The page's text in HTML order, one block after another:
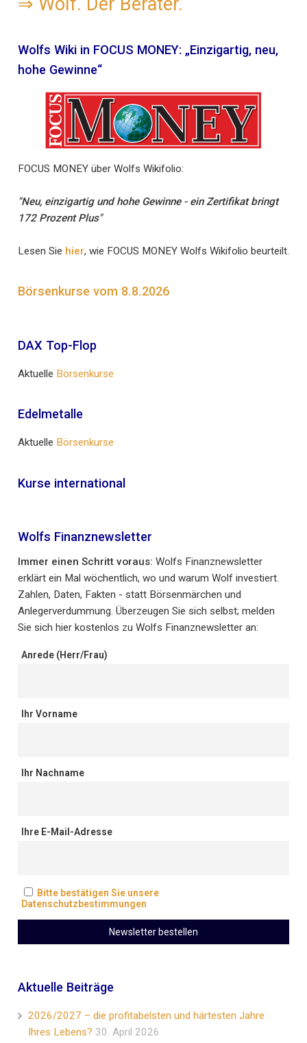
Wolfs Wiki in FOCUS MONEY: „Einzigartig, neu,
hohe Gewinne“
FOCUS MONEY über Wolfs Wikifolio:
"Neu, einzigartig und hohe Gewinne - ein Zertifikat bringt
172 Prozent Plus"
Lesen Sie hier, wie FOCUS MONEY Wolfs Wikifolio beurteilt.
Börsenkurse vom 8.8.2026
DAX Top-Flop
Aktuelle Börsenkurse
Edelmetalle
Aktuelle Börsenkurse
Kurse international
Wolfs Finanznewsletter
Immer einen Schritt voraus: Wolfs Finanznewsletter
erklärt ein Mal wöchentlich, wo und warum Wolf investiert.
Zahlen, Daten, Fakten - statt Börsenmärchen und
Anlegerverdummung. Überzeugen Sie sich selbst; melden
Sie sich hier kostenlos zu Wolfs Finanznewsletter an:
Anrede (Herr/Frau)
Ihr Vorname
Ihr Nachname
Ihre E-Mail-Adresse
Bitte bestätigen Sie unsere
Datenschutzbestimmungen
Aktuelle Beiträge
2026/2027 – die profitabelsten und härtesten Jahre
Ihres Lebens? 30. April 2026